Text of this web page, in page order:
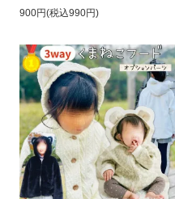
900円(税込990円)